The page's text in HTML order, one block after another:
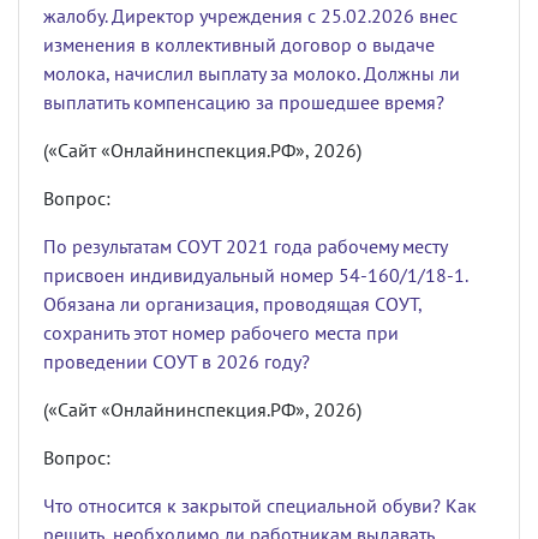
жалобу. Директор учреждения с 25.02.2026 внес
изменения в коллективный договор о выдаче
молока, начислил выплату за молоко. Должны ли
выплатить компенсацию за прошедшее время?
(«Сайт «Онлайнинспекция.РФ», 2026)
Вопрос:
По результатам СОУТ 2021 года рабочему месту
присвоен индивидуальный номер 54-160/1/18-1.
Обязана ли организация, проводящая СОУТ,
сохранить этот номер рабочего места при
проведении СОУТ в 2026 году?
(«Сайт «Онлайнинспекция.РФ», 2026)
Вопрос:
Что относится к закрытой специальной обуви? Как
решить, необходимо ли работникам выдавать